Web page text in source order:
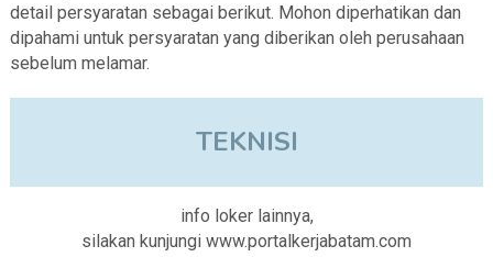
detail persyaratan sebagai berikut. Mohon diperhatikan dan
dipahami untuk persyaratan yang diberikan oleh perusahaan
sebelum melamar.
TEKNISI
info loker lainnya,
silakan kunjungi www.portalkerjabatam.com